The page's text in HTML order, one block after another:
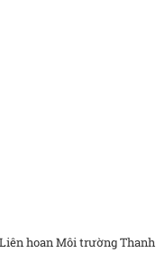
hoan Môi trường Thanh